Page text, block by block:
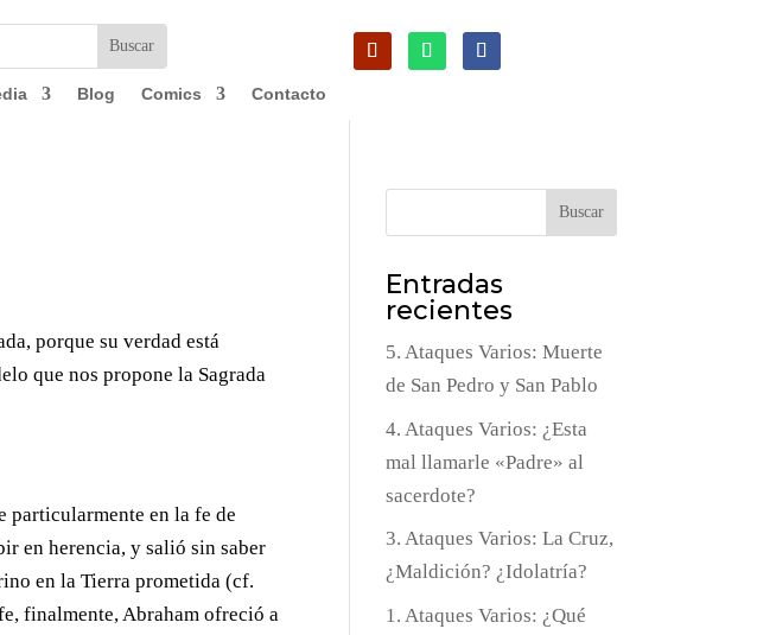
Blog Comics Contacto
porque su verdad está
que nos propone la Sagrada
particularmente en la fe de
en herencia, y salió sin saber
en la Tierra prometida (cf.
finalmente, Abraham ofreció a
Buscar
Entradas
recientes
5. Ataques Varios: Muerte
de San Pedro y San Pablo
4. Ataques Varios: ¿Esta
mal llamarle «Padre» al
sacerdote?
3. Ataques Varios: La Cruz,
¿Maldición? ¿Idolatría?
1. Ataques Varios: ¿Qué